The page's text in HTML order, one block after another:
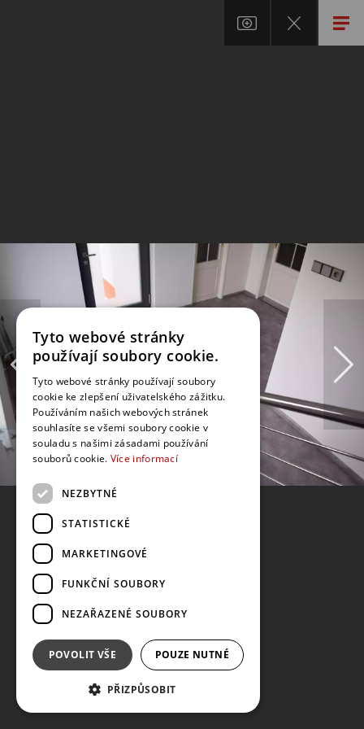
Tyto webové stránky
používají soubory cookie.
Tyto webové stránky používají soubory
cookie ke zlepšení uživatelského zážitku.
Používáním našich webových stránek
souhlasíte se všemi soubory cookie v
souladu s našimi zásadami používání
souborů cookie. Více informací
NEZBYTNÉ
STATISTICKÉ
MARKETINGOVÉ
FUNKČNÍ SOUBORY
NEZAŘAZENÉ SOUBORY
POVOLIT VŠE POUZE NUTNÉ
PŘIZPŮSOBIT